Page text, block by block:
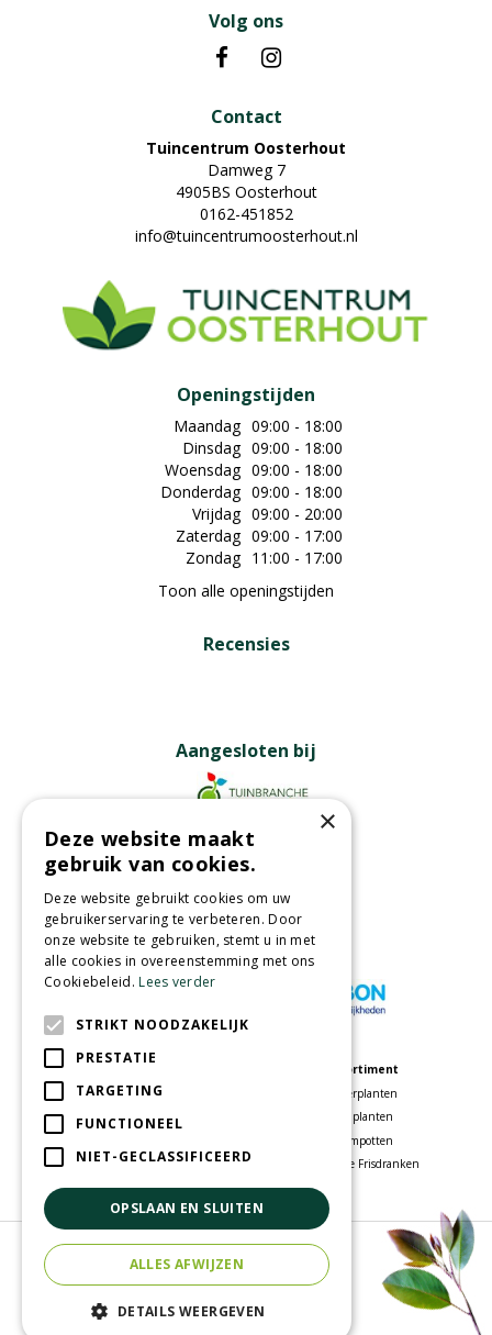
Volg ons
Contact
Tuincentrum Oosterhout
Damweg 7
4905BS Oosterhout
0162-451852
info@tuincentrumoosterhout.nl
Openingstijden
Maandag 09:00 - 18:00
Dinsdag 09:00 - 18:00
Woensdag 09:00 - 18:00
Donderdag 09:00 - 18:00
Vrijdag 09:00 - 20:00
Zaterdag 09:00 - 17:00
Zondag 11:00 - 17:00
Toon alle openingstijden
Recensies
Aangesloten bij
Partners
Wij accepteren
Tuincentrum
Speelparadijs
Woonwinkel
Assortiment
Kamerplanten
Tuinplanten
Bloempotten
Voordelige Frisdranken
© Tuincentrum Oosterhout
Green Solutions
Privacy policy
×
Deze website maakt
gebruik van cookies.
Deze website gebruikt cookies om uw
gebruikerservaring te verbeteren. Door
onze website te gebruiken, stemt u in met
alle cookies in overeenstemming met ons
Cookiebeleid.Lees verder
STRIKT NOODZAKELIJK
PRESTATIE
TARGETING
FUNCTIONEEL
NIET-GECLASSIFICEERD
OPSLAAN EN SLUITEN
ALLES AFWIJZEN
DETAILS WEERGEVEN